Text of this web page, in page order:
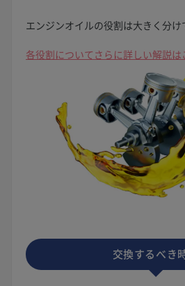
エンジンオイルの役割は大きく分け
各役割についてさらに詳しい解説は
交換するべき